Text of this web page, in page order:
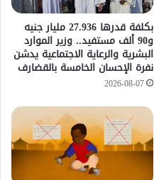
​بكلفة قدرها 27.936 مليار جنيه
و90 ألف مستفيد.. وزير الموارد
البشرية والرعاية الاجتماعية يدشن
نفرة الإحسان الخامسة بالقضارف
2026-08-07